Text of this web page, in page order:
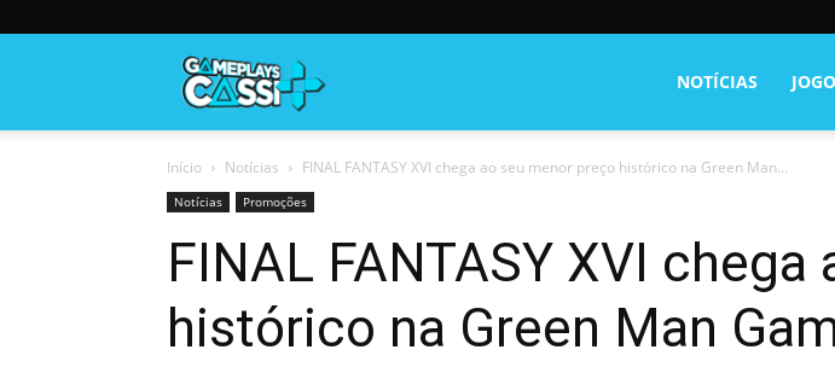
NOTÍCIAS
Início Notícias FINAL FANTASY XVI chega ao seu menor preço histórico na Green Man...
Notícias Promoções
FINAL FANTASY XVI
histórico na Green Man